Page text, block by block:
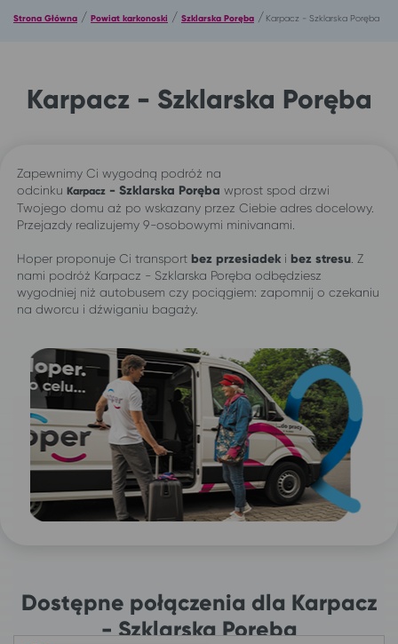
Strona Główna / Powiat karkonoski / Szklarska Poręba /Karpacz - Szklarska Poręba
Karpacz - Szklarska Poręba
Zapewnimy Ci wygodną podróż na
odcinku Karpacz - Szklarska Poręba wprost spod drzwi
Twojego domu aż po wskazany przez Ciebie adres docelowy.
Przejazdy realizujemy 9-osobowymi minivanami.
Hoper proponuje Ci transport bez przesiadek i bez stresu . Z
nami podróż Karpacz - Szklarska Poręba odbędziesz
wygodniej niż autobusem czy pociągiem: zapomnij o czekaniu
na dworcu i dźwiganiu bagaży.
Dostępne połączenia dla Karpacz
- Szklarska Poręba